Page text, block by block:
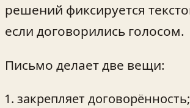
решений фиксируется
если договорились голосом.
Письмо делает две вещи:
закрепляет договорённость;